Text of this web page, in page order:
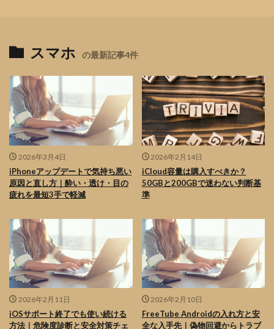
スマホ の最新記事4件
2026年3月4日
iPhoneアップデートで気持ち悪い
原因と直し方｜酔い・透け・目の
疲れを最短3手で軽減
2026年2月14日
iCloud容量は購入すべきか？
50GBと200GBで迷わない判断基
準
2026年2月11日
iOSサポート終了でも使い続ける
方法｜危険度診断と安全対策チェ
2026年2月10日
FreeTube Androidの入れ方と安
全な入手先｜偽物回避からトラブ